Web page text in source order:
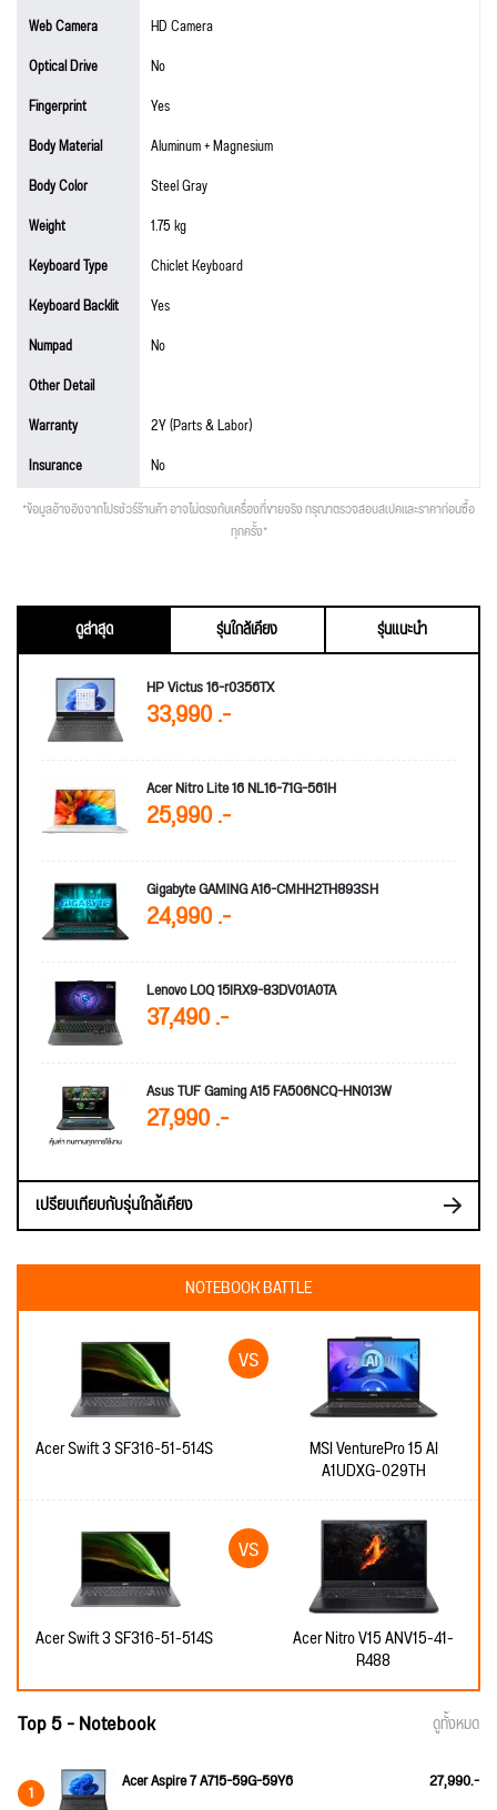
Web Camera
HD Camera
Optical Drive
No
Fingerprint
Yes
Body Material
Aluminum + Magnesium
Body Color
Steel Gray
Weight
1.75 kg
Keyboard Type
Chiclet Keyboard
Keyboard Backlit
Yes
Numpad
No
Other Detail
Warranty
2Y (Parts & Labor)
Insurance
No
*ข้อมูลอ้างอิงจากโปรชัวร์ร้านค้า อาจไม่ตรงกับเครื่องที่ขายจริง กรุณาตรวจสอบสเปคและราคาก่อนซื้อ
ทุกครั้ง*
ดูล่าสุด รุ่นใกล้เคียง
รุ่นแนะนำ
HP Victus 16-r0356TX
33,990 .-
Acer Nitro Lite 16 NL16-71G-561H
25,990 .-
Gigabyte GAMING A16-CMHH2TH893SH
24,990 .-
Lenovo LOQ 15IRX9-83DV01A0TA
37,490 .-
Asus TUF Gaming A15 FA506NCQ-HN013W
27,990 .-
เปรียบเทียบกับรุ่นใกล้เคียง
NOTEBOOK BATTLE
Acer Swift 3 SF316-51-514S MSI VenturePro 15 AI
A1UDXG-029TH
Acer Swift 3 SF316-51-514S Acer Nitro V15 ANV15-41-
R488
Top 5 - Notebook ดูทั้งหมด
1 Acer Aspire 7 A715-59G-59Y6 27,990.-